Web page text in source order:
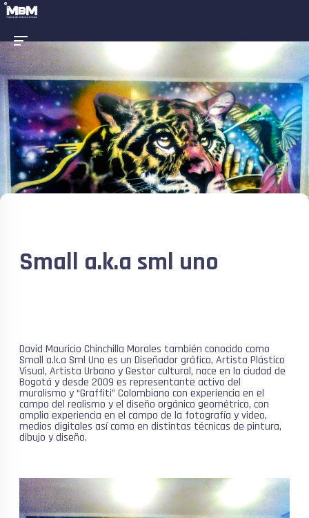
Small a.k.a sml uno
David Mauricio Chinchilla Morales también conocido como
Small a.k.a Sml Uno es un Diseñador gráfico, Artista Plástico
Visual, Artista Urbano y Gestor cultural, nace en la ciudad de
Bogotá y desde 2009 es representante activo del
muralismo y “Graffiti” Colombiano con experiencia en el
campo del realismo y el diseño orgánico geométrico, con
amplia experiencia en el campo de la fotografía y video,
medios digitales así como en distintas técnicas de pintura,
dibujo y diseño.